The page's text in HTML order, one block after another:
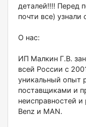
деталей!!!! Перед
почти все)
О нас:
ИП Малкин Г.В.
всей России с
уникальный опыт
поставщиками и
неисправностей
Веnz и МАN.